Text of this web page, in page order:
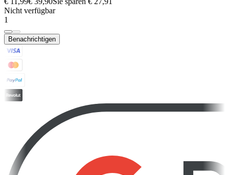
Nicht verfügbar
1
Benachrichtigen